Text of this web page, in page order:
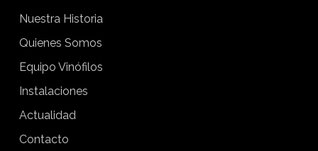
Nuestra Historia
Quienes Somos
Equipo Vinófilos
Instalaciones
Actualidad
Contacto